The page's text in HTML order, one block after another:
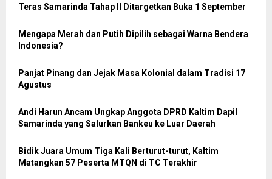
Teras Samarinda Tahap II Ditargetkan Buka 1 September
Mengapa Merah dan Putih Dipilih sebagai Warna Bendera
Indonesia?
Panjat Pinang dan Jejak Masa Kolonial dalam Tradisi 17
Agustus
Andi Harun Ancam Ungkap Anggota DPRD Kaltim Dapil
Samarinda yang Salurkan Bankeu ke Luar Daerah
Bidik Juara Umum Tiga Kali Berturut-turut, Kaltim
Matangkan 57 Peserta MTQN di TC Terakhir